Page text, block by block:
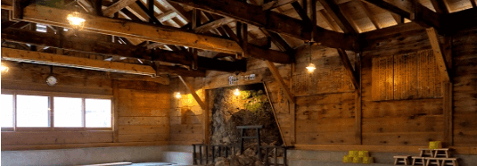
お湯で体が
い師さんと
ぐしてみま